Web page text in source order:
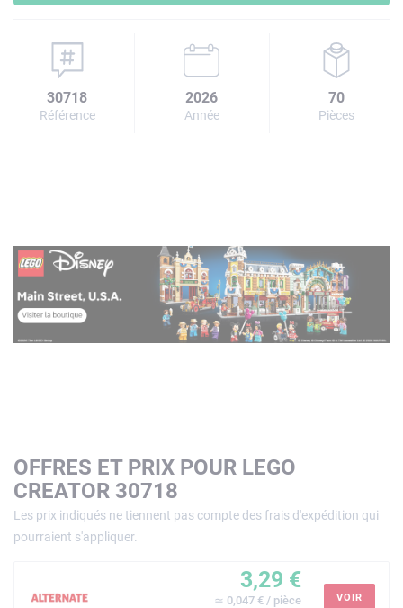
30718
Référence
2026
Année
70
Pièces
OFFRES ET PRIX POUR LEGO
CREATOR 30718
Les prix indiqués ne tiennent pas compte des frais d'expédition qui
pourraient s'appliquer.
3,29 €
≃ 0,047 € / pièce VOIR